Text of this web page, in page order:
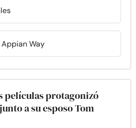
Way
películas protagonizó
a su esposo Tom